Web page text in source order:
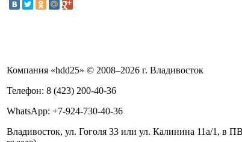
Компания «hdd25» © 2008–2026 г. Владивосток
Телефон: 8 (423) 200-40-36
WhatsApp: +7-924-730-40-36
Владивосток, ул. Гоголя 33 или ул. Калинина 11а/1,